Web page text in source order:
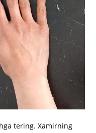
tering. Xamirning